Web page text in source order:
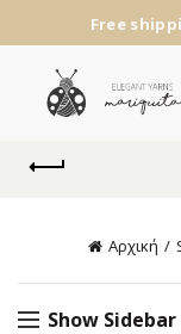
Free
Αρχική
Show Sidebar